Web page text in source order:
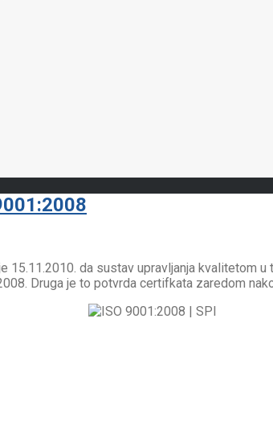
15.11.2010. da sustav upravljanja kvalitetom
Druga je to potvrda certifkata zaredom